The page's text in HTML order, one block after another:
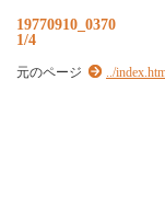
19770910_0370
1/4
元のページ ../